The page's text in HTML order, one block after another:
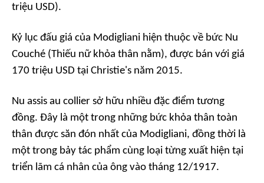
triệu USD).
Kỷ lục đấu giá của Modigliani hiện thuộc về bức Nu
Couché (Thiếu nữ khỏa thân nằm), được bán với giá
170 triệu USD tại Christie's năm 2015.
Nu assis au collier sở hữu nhiều đặc điểm tương
đồng. Đây là một trong những bức khỏa thân toàn
thân được săn đón nhất của Modigliani, đồng thời là
một trong bảy tác phẩm cùng loại từng xuất hiện tại
triển lãm cá nhân của ông vào tháng 12/1917.